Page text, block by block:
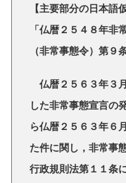
【主要部分の日本語
「仏暦２５４８年非
（非常事態令）第９
仏暦２５６３年３
した非常事態宣言の
ら仏暦２５６３年６
た件に関し，非常事
行政規則法第１１条